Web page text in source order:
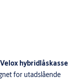
hybridlåskasse
for utadslående